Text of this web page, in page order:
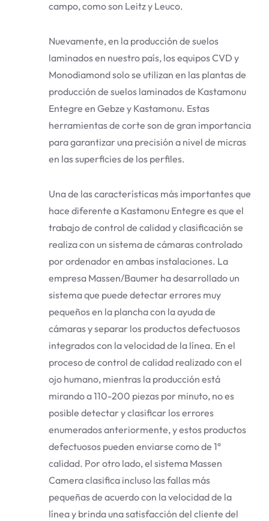
campo, como son Leitz y Leuco.
Nuevamente, en la producción de suelos
laminados en nuestro país, los equipos CVD y
Monodiamond solo se utilizan en las plantas de
producción de suelos laminados de Kastamonu
Entegre en Gebze y Kastamonu. Estas
herramientas de corte son de gran importancia
para garantizar una precisión a nivel de micras
en las superficies de los perfiles.
Una de las características más importantes que
hace diferente a Kastamonu Entegre es que el
trabajo de control de calidad y clasificación se
realiza con un sistema de cámaras controlado
por ordenador en ambas instalaciones. La
empresa Massen/Baumer ha desarrollado un
sistema que puede detectar errores muy
pequeños en la plancha con la ayuda de
cámaras y separar los productos defectuosos
integrados con la velocidad de la línea. En el
proceso de control de calidad realizado con el
ojo humano, mientras la producción está
mirando a 110-200 piezas por minuto, no es
posible detectar y clasificar los errores
enumerados anteriormente, y estos productos
defectuosos pueden enviarse como de 1ª
calidad. Por otro lado, el sistema Massen
Camera clasifica incluso las fallas más
pequeñas de acuerdo con la velocidad de la
línea y brinda una satisfacción del cliente del